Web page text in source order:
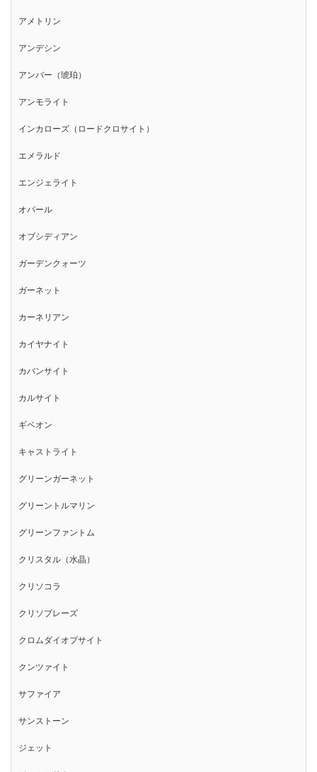
アメトリン
アンデシン
アンバー（琥珀）
アンモライト
インカローズ（ロードクロサイト）
エメラルド
エンジェライト
オパール
オブシディアン
ガーデンクォーツ
ガーネット
カーネリアン
カイヤナイト
カバンサイト
カルサイト
ギベオン
キャストライト
グリーンガーネット
グリーントルマリン
グリーンファントム
クリスタル（水晶）
クリソコラ
クリソプレーズ
クロムダイオプサイト
クンツァイト
サファイア
サンストーン
ジェット